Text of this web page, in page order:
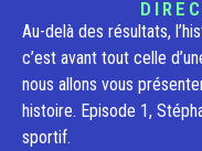
Au-delà des résultats,
c’est avant tout celle
nous allons vous
histoire. Episode 1,
sportif.